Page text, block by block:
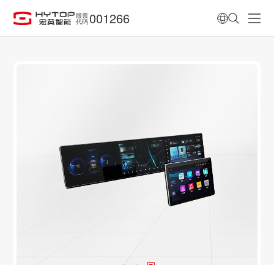
股票
代码 001266